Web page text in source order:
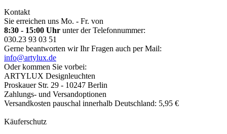
Kontakt
Sie erreichen uns Mo. - Fr. von
8:30 - 15:00 Uhr unter der Telefonnummer:
030.23 93 03 51
Gerne beantworten wir Ihr Fragen auch per Mail:
info@artylux.de
Oder kommen Sie vorbei:
ARTYLUX Designleuchten
Proskauer Str. 29 - 10247 Berlin
Zahlungs- und Versandoptionen
Versandkosten pauschal innerhalb Deutschland: 5,95 €
Käuferschutz